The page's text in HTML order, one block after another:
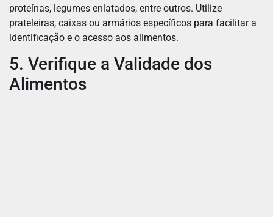
proteínas, legumes enlatados, entre outros. Utilize
prateleiras, caixas ou armários específicos para facilitar a
identificação e o acesso aos alimentos.
5. Verifique a Validade dos
Alimentos